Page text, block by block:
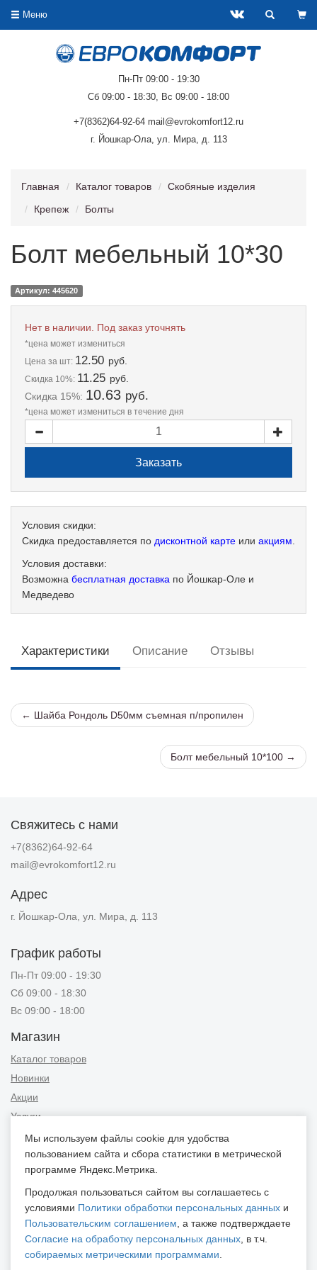
Меню
Пн-Пт 09:00 - 19:30
Сб 09:00 - 18:30, Вс 09:00 - 18:00
+7(8362)64-92-64 mail@evrokomfort12.ru
г. Йошкар-Ола, ул. Мира, д. 113
Главная Каталог товаров
Скобяные изделия
Крепеж
Болты
Болт мебельный 10*30
Артикул: 445620
Нет в наличии. Под заказ уточнять
*цена может измениться
Цена за шт: 12.50 руб.
Скидка 10%: 11.25 руб.
Скидка 15%: 10.63 руб.
*цена может измениться в течение дня
Условия скидки:
Скидка предоставляется по дисконтной карте или акциям
Условия доставки:
Возможна бесплатная доставка по Йошкар-Оле и
Медведево
Характеристики Описание Отзывы
← Шайба Рондоль D50мм съемная п/пропилен
Болт мебельный 10*100 →
Свяжитесь с нами
+7(8362)64-92-64
mail@evrokomfort12.ru
Адрес
г. Йошкар-Ола, ул. Мира, д. 113
График работы
Пн-Пт 09:00 - 19:30
Сб 09:00 - 18:30
Вс 09:00 - 18:00
Магазин
Каталог товаров
Новинки
Акции
Услуги
Информация
Публичная оферта
Контакты
Положение об обработке персональных данных
Пользовательское соглашение
Согласие на обработку персональных данных
Мы используем файлы cookie для удобства
пользованием сайта и сбора статистики в метрической
программе Яндекс.Метрика.
Продолжая пользоваться сайтом вы соглашаетесь с
условиями Политики обработки персональных данных и
Пользовательским соглашением , а также подтверждаете
Согласие на обработку персональных данных , в т.ч.
собираемых метрическими программами